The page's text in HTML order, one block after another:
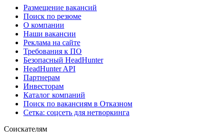
Размещение вакансий
Поиск по резюме
О компании
Наши вакансии
Реклама на сайте
Требования к ПО
Безопасный HeadHunter
HeadHunter API
Партнерам
Инвесторам
Каталог компаний
Поиск по вакансиям в Отказном
Сетка: соцсеть для нетворкинга
Соискателям